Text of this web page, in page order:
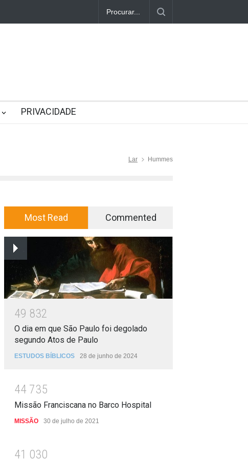
PRIVACIDADE
Lar Hummes
Most Read Commented
49 832
O dia em que São Paulo foi degolado
segundo Atos de Paulo
ESTUDOS BÍBLICOS 28 de junho de 2024
44 735
Missão Franciscana no Barco Hospital
MISSÃO 30 de julho de 2021
41 030